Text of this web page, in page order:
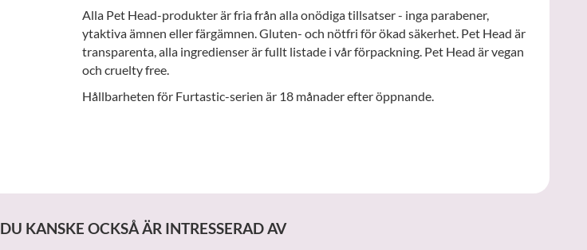
Alla Pet Head-produkter är fria från alla onödiga tillsatser - inga parabener,
ytaktiva ämnen eller färgämnen. Gluten- och nötfri för ökad säkerhet. Pet Head är
transparenta, alla ingredienser är fullt listade i vår förpackning. Pet Head är vegan
och cruelty free.
Hållbarheten för Furtastic-serien är 18 månader efter öppnande.
DU KANSKE OCKSÅ ÄR INTRESSERAD AV